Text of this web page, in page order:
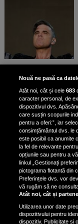
Nouă ne pasă ca
Atât noi, cât și cele683
caracter personal, de
dispozitivul dvs.
care susțin scopurile
pentru a oferi:”, iar
consimțământul dvs. le
este posibil ca anumite
la fel de relevante
opțiunile sau pentru a
linkul „Gestionați
pictograma flotantă din
Preferințele dvs. vor
vă rugăm să ne
Atât noi, cât și
Utilizarea unor date
dispozitivului pentru
dispozitiv. Publicitate și